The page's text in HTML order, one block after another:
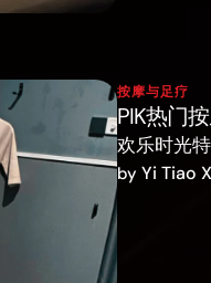
按摩与足疗
PIK热门
欢乐时光
by Yi Tiao